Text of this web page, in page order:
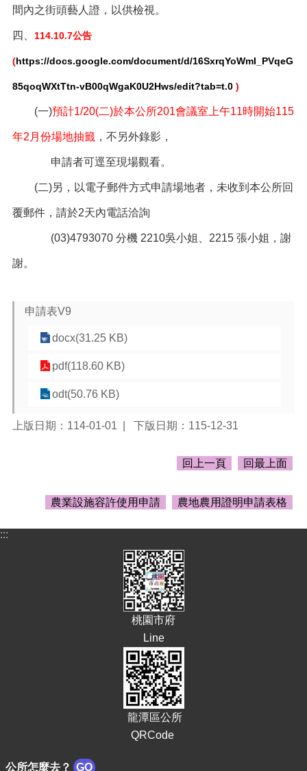
通
錄
相
資
回
導
市
箱
園
市
i
放
間內之街頭藝人證，以供檢視。
四、 114.10.7公告
(https://docs.google.com/document/d/16SxrqYoWmI_PVqeG
85qoqWXtTtn-vB00qWgaK0U2Hws/edit?tab=t.0 )
(一)預計1/20(二)於本公所201會議室上午11時開始115
年2月份場地抽籤 ，不另外錄影，
申請者可逕至現場觀看。
(二)另，以電子郵件方式申請場地者，未收到本公所回
覆郵件，請於2天內電話洽詢
(03)4793070 分機 2210吳小姐、2215 張小姐，謝
謝。
申請表V9
docx(31.25 KB)
pdf(118.60 KB)
odt(50.76 KB)
上版日期：114-01-01 下版日期：115-12-31
回上一頁 回最上面
農業設施容許使用申請 農地農用證明申請表格
:::
桃園市府
Line
龍潭區公所
QRCode
公所怎麼去？ GO